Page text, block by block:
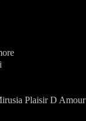
Plaisir D Amour